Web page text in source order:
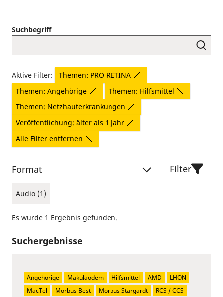
Suchbegriff
Aktive Filter:
Themen: PRO RETINA
Themen: Angehörige
Themen: Hilfsmittel
Themen: Netzhauterkrankungen
Veröffentlichung: älter als 1 Jahr
Alle Filter entfernen
Format
Audio (1)
Filter
Es wurde 1 Ergebnis gefunden.
Suchergebnisse
Angehörige Makulaödem Hilfsmittel AMD
LHON
MacTel
Morbus Best Morbus Stargardt
RCS / CCS